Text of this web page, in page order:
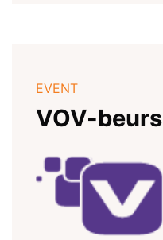
EVENT
VOV-beurs